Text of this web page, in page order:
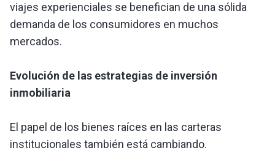
viajes experienciales se benefician de una sólida
demanda de los consumidores en muchos
mercados.
Evolución de las estrategias de inversión
inmobiliaria
El papel de los bienes raíces en las carteras
institucionales también está cambiando.